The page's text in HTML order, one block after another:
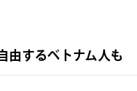
由するベトナム人も